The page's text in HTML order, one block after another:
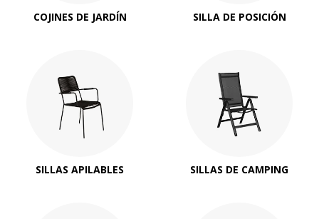
COJINES DE JARDÍN SILLA DE POSICIÓN
SILLAS APILABLES SILLAS DE CAMPING